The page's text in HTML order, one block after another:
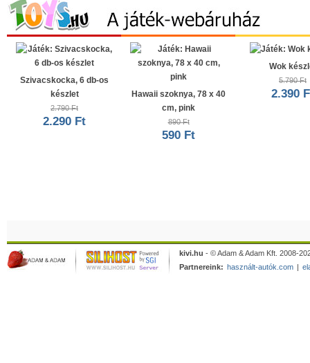
Szivacskocka, 6 db-os
készlet
2.790 Ft
2.290 Ft
Hawaii szoknya, 78 x 40
cm, pink
890 Ft
590 Ft
Wok
5.790 Ft
2.390
kivi.hu - © Adam & Adam Kft. 2008-
Partnereink: használt-autók.com |